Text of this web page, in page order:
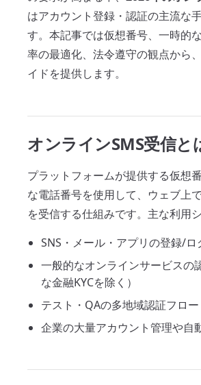
はアカウント登録・認証の主流な
す。本記事では仮想番号、一時的
率の最適化、法令遵守の観点から
イドを提供します。
オンラインSMS受信と
プラットフォームが提供する仮想
な電話番号を使用して、ウェブ上
を受信する仕組みです。主な利用
SNS・メール・アプリの登録/ロ
一般的なオンラインサービスの
な金融KYCを除く）
テスト・QAの多地域認証フロー
企業の大量アカウント管理や自